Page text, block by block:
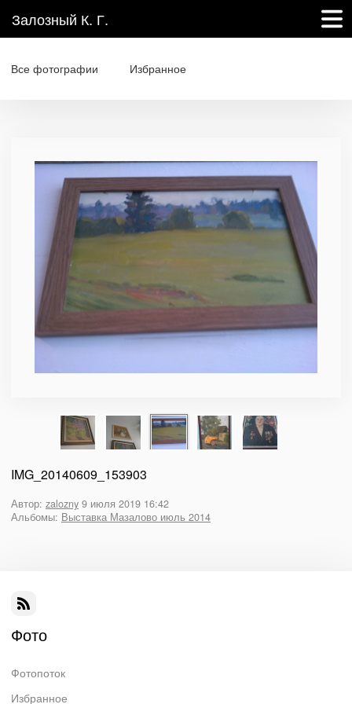
Залозный К. Г.
Все фотографии Избранное
IMG_20140609_153903
Автор: zalozny 9 июля 2019 16:42
Альбомы: Выставка Мазалово июль 2014
Фото
Фотопоток
Избранное